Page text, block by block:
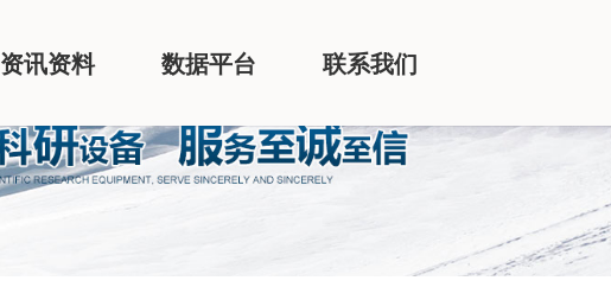
资讯资料 数据平台 联系我们